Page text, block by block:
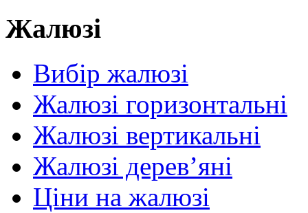
Жалюзі
Вибір жалюзі
Жалюзі горизонтальні
Жалюзі вертикальні
Жалюзі дерев’яні
Ціни на жалюзі